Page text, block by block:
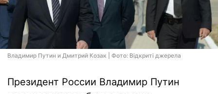
Владимир Путин и Дмитрий Козак | Фото: Відкриті джерела
Президент России Владимир Путин